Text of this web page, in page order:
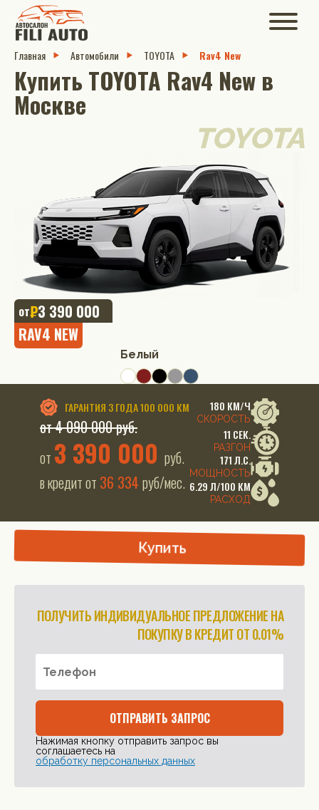
Главная Автомобили TOYOTA Rav4 New
Купить TOYOTA Rav4 New в
Москве
ГАРАНТИЯ 3 ГОДА 100 000 КМ
от 4 090 000 руб.
от 3 390 000 руб.
в кредит от 36 334 руб/мес.
180 КМ/Ч
СКОРОСТЬ
11 СЕК.
РАЗГОН
171 Л.С.
МОЩНОСТЬ
6.29 Л/100 КМ
РАСХОД
Белый
TOYOTA
от₽3 390 000
RAV4 NEW
Купить
ПОЛУЧИТЬ ИНДИВИДУАЛЬНОЕ ПРЕДЛОЖЕНИЕ НА
ПОКУПКУ В КРЕДИТ ОТ 0.01%
ОТПРАВИТЬ ЗАПРОС
Нажимая кнопку отправить запрос вы
соглашаетесь на
обработку персональных данных